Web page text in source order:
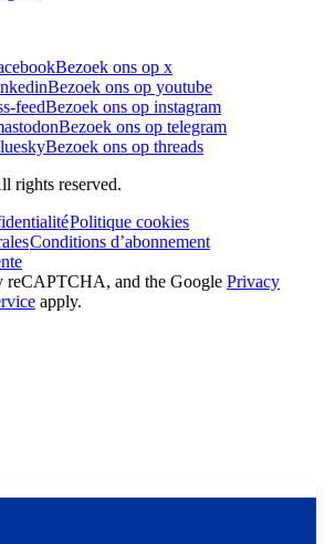
Bezoek ons op x
Bezoek ons op youtube
feedBezoek ons op instagram
Bezoek ons op telegram
Bezoek ons op threads
rights reserved.
Politique cookies
Conditions d’abonnement
reCAPTCHA, and the Google Privacy
apply.